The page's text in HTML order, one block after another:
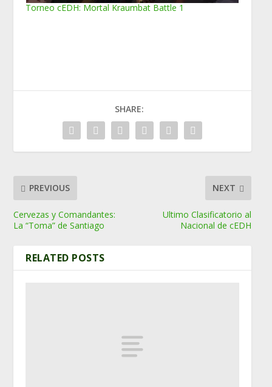
Torneo cEDH: Mortal Kraumbat Battle 1
SHARE:
PREVIOUS
Cervezas y Comandantes:
La “Toma” de Santiago
NEXT
Ultimo Clasificatorio al
Nacional de cEDH
RELATED POSTS